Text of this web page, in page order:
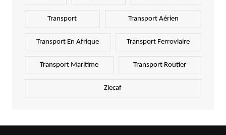
Transport Transport Aérien
Transport En Afrique Transport Ferroviaire
Transport Maritime Transport Routier
Zlecaf